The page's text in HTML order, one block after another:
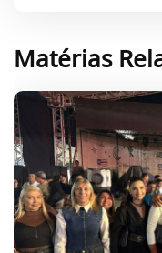
Matérias